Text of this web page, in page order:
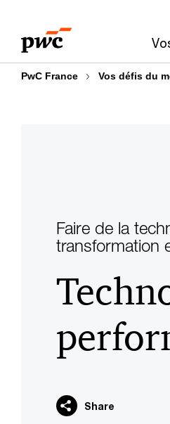
contenu
de
PwC France Vos défis du
Faire de la
transformation
Share